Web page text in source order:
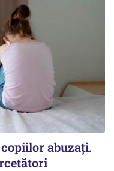
abuzați.